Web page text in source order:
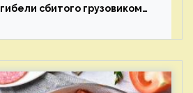
гибели сбитого грузовиком